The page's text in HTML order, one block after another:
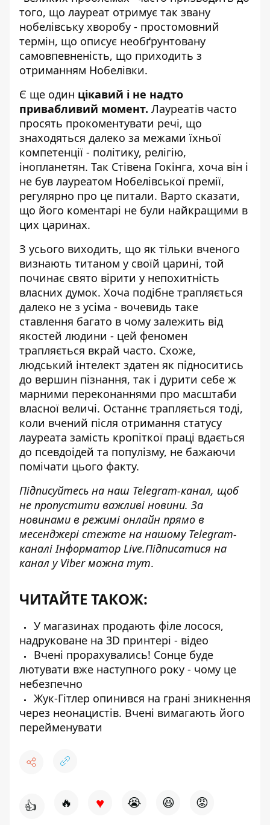
того, що лауреат отримує так звану
нобелівську хворобу - простомовний
термін, що описує необґрунтовану
самовпевненість, що приходить з
отриманням Нобелівки.
Є ще один цікавий і не надто
привабливий момент. Лауреатів часто
просять прокоментувати речі, що
знаходяться далеко за межами їхньої
компетенції - політику, релігію,
інопланетян. Так Стівена Гокінга, хоча він і
не був лауреатом Нобелівської премії,
регулярно про це питали. Варто сказати,
що його коментарі не були найкращими в
цих царинах.
З усього виходить, що як тільки вченого
визнають титаном у своїй царині, той
починає свято вірити у непохитність
власних думок. Хоча подібне трапляється
далеко не з усіма - вочевидь таке
ставлення багато в чому залежить від
якостей людини - цей феномен
трапляється вкрай часто. Схоже,
людський інтелект здатен як підноситись
до вершин пізнання, так і дурити себе ж
марними переконаннями про масштаби
власної величі. Останнє трапляється тоді,
коли вчений після отримання статусу
лауреата замість кропіткої праці вдається
до псевдоідей та популізму, не бажаючи
помічати цього факту.
Підписуйтесь на наш Telegram-канал, щоб
не пропустити важливі новини. За
новинами в режимі онлайн прямо в
месенджері стежте на нашому Telegram-
каналіІнформатор Live.Підписатися на
канал у Viber можна тут.
ЧИТАЙТЕ ТАКОЖ:
У магазинах продають філе лосося,
надруковане на 3D принтері - відео
Вчені прорахувались! Сонце буде
лютувати вже наступного року - чому це
небезпечно
Жук-Гітлер опинився на грані зникнення
через неонацистів. Вчені вимагають його
перейменувати
👍 🔥 ♥ 😭 😆 😡